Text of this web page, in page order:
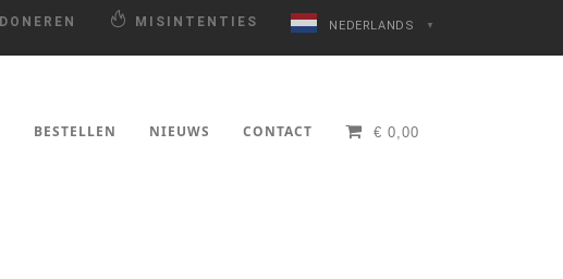
DONEREN MISINTENTIES NEDERLANDS ▼
BESTELLEN NIEUWS CONTACT € 0,00